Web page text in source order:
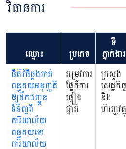
វិធានការ
ឈ្មោះ ប្រភេទ
ទី
ភ្នាក់ងារ
នីតិវិធីឆ្លងកាត់
ពន្ធគយអនុញ្ញតិ
ឲ្យដឹកជញ្ជូន
ទំនិញពី
ការិយាល័យ
ពន្ធគយទៅ
ការិយាល័យ
តម្រូវការ
ផ្នែកការ
ផ្ទៀង
ផ្ទាត់
ក្រសួង
សេដ្ឋកិច្ច
និង
ហិរញ្ញវត្ថុ